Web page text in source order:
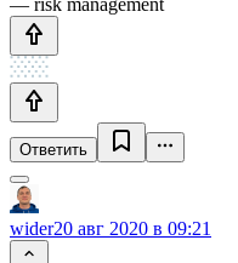
Ответить
wider20 авг 2020 в 09:21